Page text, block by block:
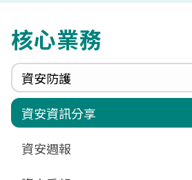
核心業務
資安防護
政府組態基準(GCB)
更新消息
資通安全弱點通報機制(VANS)
申請作業表單
端點偵測及應變機制(EDR)
相關文件與表單
零信任架構(ZTA)
相關文件與表單
國家資安聯防監控中心(N-SOC)
國家資安通報應變中心(N-CERT)
資安資訊分享
資安週報